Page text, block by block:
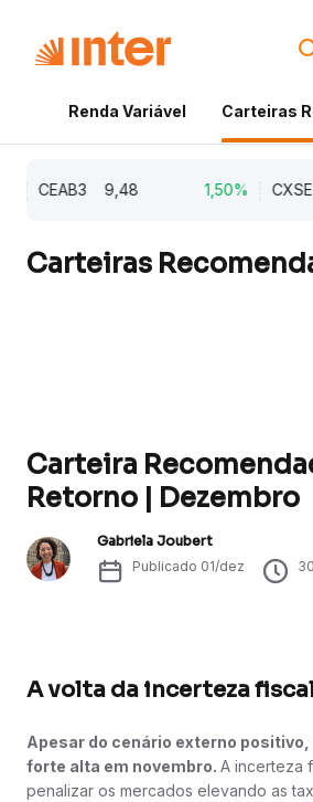
Renda Variável Carteiras
CEAB3 9,48 1,50% CXSE3
Carteiras
Carteira
Retorno | Dezembro
Gabriela Joubert
Publicado 01/dez 30
A volta da incerteza
Apesar do cenário externo
forte alta em novembro. A incerteza
penalizar os mercados elevando as